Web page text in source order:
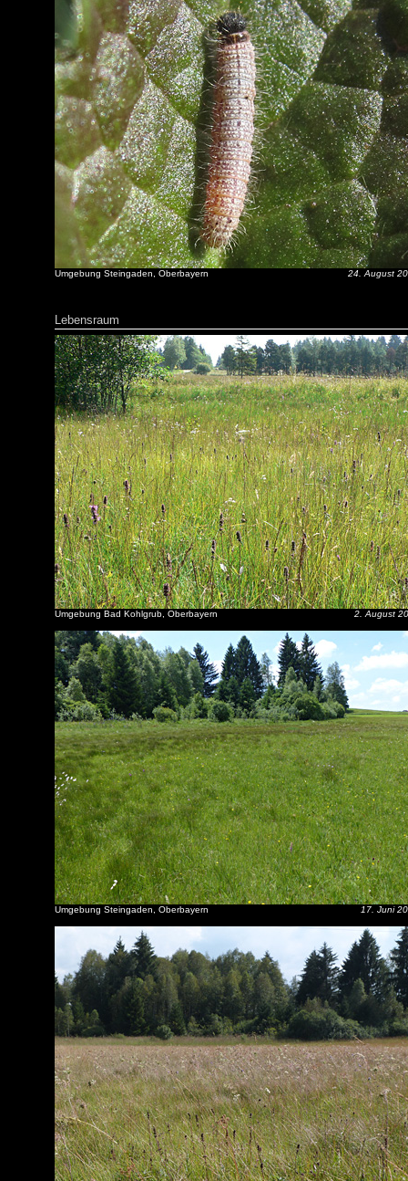
Umgebung Steingaden, Oberbayern 24. August
Lebensraum
Umgebung Bad Kohlgrub, Oberbayern 2. August
Umgebung Steingaden, Oberbayern 17. Juni